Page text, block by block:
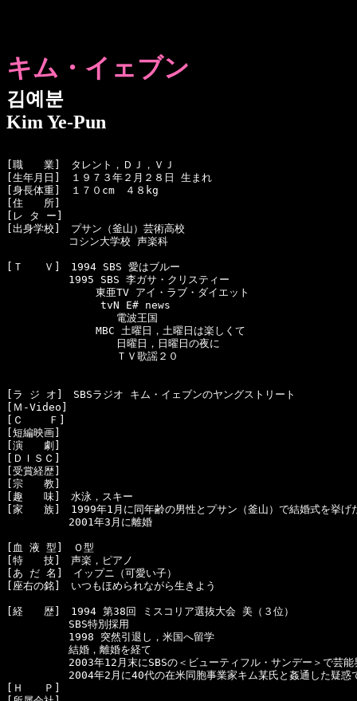
キム・イェブン
김예분
Kim Ye-Pun
[職　　業]　タレント，ＤＪ，ＶＪ
[生年月日]　１９７３年２月２８日 生まれ
[身長体重]　１７０cm　４８kg
[住　　所]
[レ タ ー]
[出身学校]　プサン（釜山）芸術高校
コシン大学校 声楽科
[Ｔ　　Ｖ]　1994 SBS 愛はブルー
1995 SBS 李ガサ・クリスティー
東亜TV アイ・ラブ・ダイエット
tvN E# news
電波王国
MBC 土曜日，土曜日は楽しくて
日曜日，日曜日の夜に
ＴＶ歌謡２０
[ラ ジ オ]　SBSラジオ キム・イェブンのヤングストリート
[Ｍ-Video]
[Ｃ    Ｆ]
[短編映画]
[演　　劇]
[ＤＩＳＣ]
[受賞経歴]
[宗　　教]
[趣　　味]　水泳，スキー
[家　　族]　1999年1月に同年齢の男性とプサン（釜山）で結婚式を挙げ
2001年3月に離婚
[血 液 型]　Ｏ型
[特　　技]　声楽，ピアノ
[あ だ 名]　イップニ（可愛い子）
[座右の銘]　いつもほめられながら生きよう
[経　　歴]　1994 第38回 ミスコリア選抜大会 美（３位）
SBS特別採用
1998 突然引退し，米国へ留学
結婚，離婚を経て
2003年12月末にSBSの＜ビューティフル・サンデー＞で芸能
2004年2月に40代の在米同胞事業家キム某氏と姦通した疑惑で
[Ｈ　　Ｐ]